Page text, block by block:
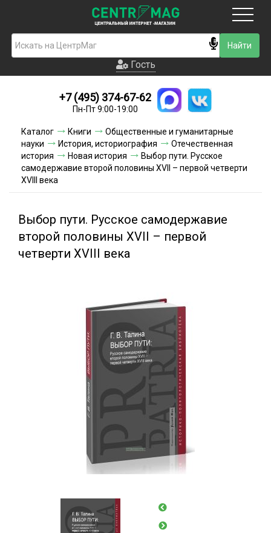
Гость
Новинки
Условия доставки
Условия оплаты
Гость
+7 (495) 374-67-62
Пн-Пт 9:00-19:00
Каталог Книги
Общественные и гуманитарные
науки
История, историография
Отечественная
история
Новая история
Выбор пути. Русское
самодержавие второй половины XVII – первой четверти
XVIII века
Выбор пути. Русское самодержавие
второй половины XVII – первой
четверти XVIII века